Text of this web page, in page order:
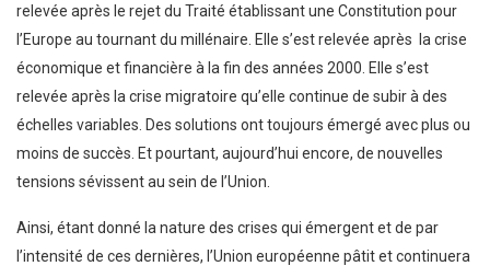
relevée après le rejet du Traité établissant une Constitution pour
l’Europe au tournant du millénaire. Elle s’est relevée après la crise
économique et financière à la fin des années 2000. Elle s’est
relevée après la crise migratoire qu’elle continue de subir à des
échelles variables. Des solutions ont toujours émergé avec plus ou
moins de succès. Et pourtant, aujourd’hui encore, de nouvelles
tensions sévissent au sein de l’Union.
Ainsi, étant donné la nature des crises qui émergent et de par
l’intensité de ces dernières, l’Union européenne pâtit et continuera